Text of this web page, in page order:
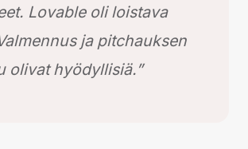
Lovable oli loistava
ja pitchauksen
olivat hyödyllisiä.”